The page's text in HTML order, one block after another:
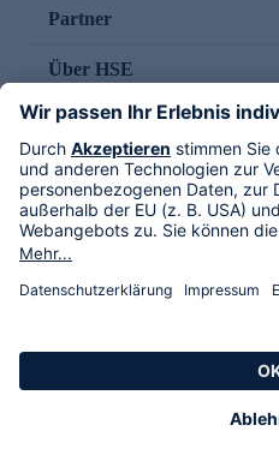
Partner
Über HSE
Im TV
HSE International